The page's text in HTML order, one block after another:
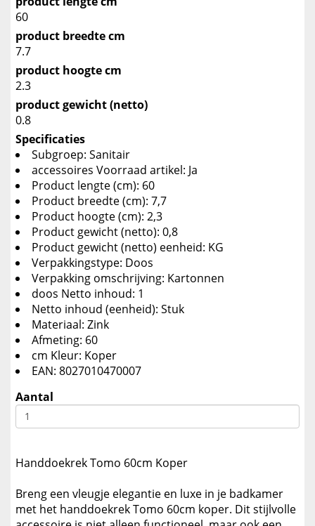
60
product breedte cm
7.7
product hoogte cm
2.3
product gewicht (netto)
0.8
Specificaties
Subgroep: Sanitair
accessoires Voorraad artikel: Ja
Product lengte (cm): 60
Product breedte (cm): 7,7
Product hoogte (cm): 2,3
Product gewicht (netto): 0,8
Product gewicht (netto) eenheid: KG
Verpakkingstype: Doos
Verpakking omschrijving: Kartonnen
doos Netto inhoud: 1
Netto inhoud (eenheid): Stuk
Materiaal: Zink
Afmeting: 60
cm Kleur: Koper
EAN: 8027010470007
Aantal
Handdoekrek Tomo 60cm Koper
Breng een vleugje elegantie en luxe in je badkamer
met het handdoekrek Tomo 60cm koper. Dit stijlvolle